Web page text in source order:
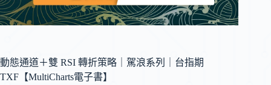
動態通道＋雙 RSI 轉折策略｜駕浪系列｜台指期
TXF【MultiCharts電子書】